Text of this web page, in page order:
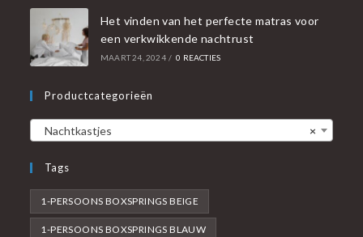
Het vinden van het perfecte matras voor
een verkwikkende nachtrust
MAART 24, 2024 / 0 REACTIES
Productcategorieën
×
Nachtkastjes
Tags
1-PERSOONS BOXSPRINGS BEIGE
1-PERSOONS BOXSPRINGS BLAUW